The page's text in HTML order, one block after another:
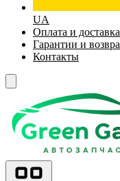
UA
Оплата и доставка
Гарантии и
Контакты